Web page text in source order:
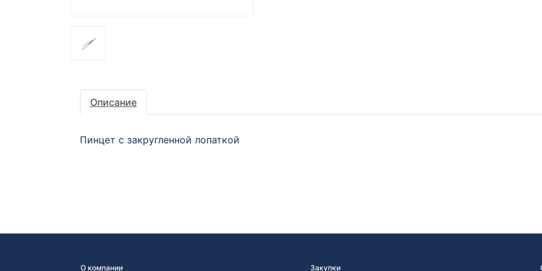
Описание
Пинцет с закругленной лопаткой
О компании Закупки